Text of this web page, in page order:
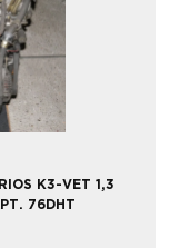
K3-VET 1,3
76DHT